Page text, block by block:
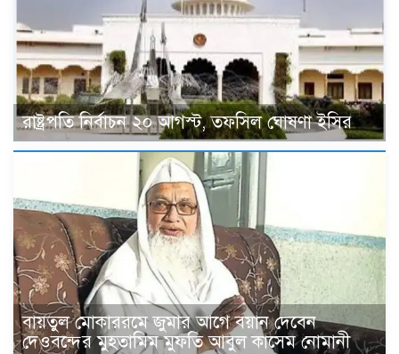
রাষ্ট্রপতি নির্বাচন ২০ আগস্ট, তফসিল ঘোষণা ইসির
বায়তুল মোকাররমে জুমার আগে বয়ান দেবেন
দেওবন্দের মুহতামিম মুফতি আবুল কাসেম নোমানী